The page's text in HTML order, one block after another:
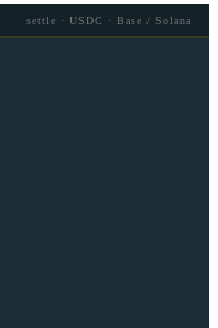
settle · USDC · Base / Solana